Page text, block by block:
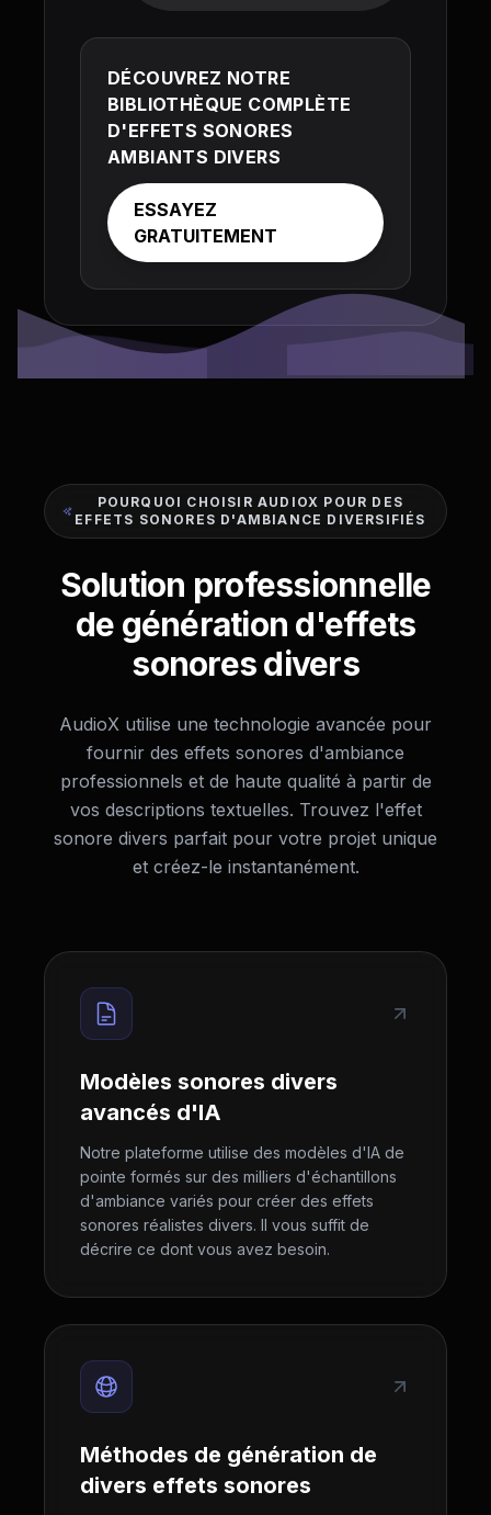
DÉCOUVREZ NOTRE
BIBLIOTHÈQUE COMPLÈTE
D'EFFETS SONORES
AMBIANTS DIVERS
ESSAYEZ
GRATUITEMENT
POURQUOI CHOISIR AUDIOX POUR DES
EFFETS SONORES D'AMBIANCE DIVERSIFIÉS
Solution professionnelle
de génération d'effets
sonores divers
AudioX utilise une technologie avancée pour
fournir des effets sonores d'ambiance
professionnels et de haute qualité à partir de
vos descriptions textuelles. Trouvez l'effet
sonore divers parfait pour votre projet unique
et créez-le instantanément.
Modèles sonores divers
avancés d'IA
Notre plateforme utilise des modèles d'IA de
pointe formés sur des milliers d'échantillons
d'ambiance variés pour créer des effets
sonores réalistes divers. Il vous suffit de
décrire ce dont vous avez besoin.
Méthodes de génération de
divers effets sonores